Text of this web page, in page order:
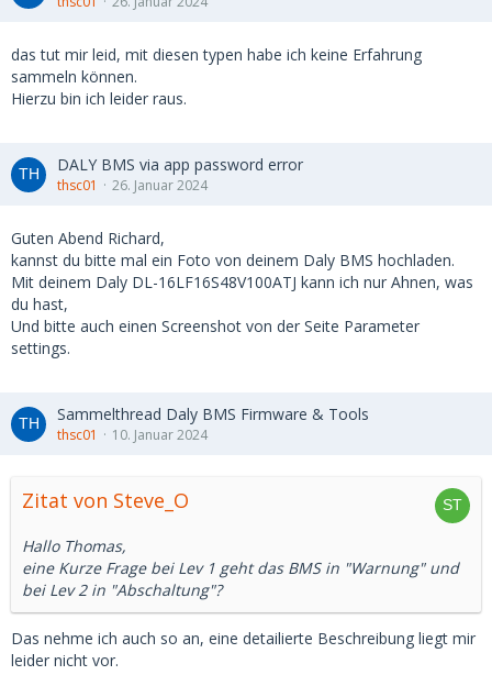
das tut mir leid, mit diesen typen habe ich keine Erfahrung
sammeln können.
Hierzu bin ich leider raus.
DALY BMS via app password error
thsc01 26. Januar 2024
Guten Abend Richard,
kannst du bitte mal ein Foto von deinem Daly BMS hochladen.
Mit deinem Daly DL-16LF16S48V100ATJ kann ich nur Ahnen, was
du hast,
Und bitte auch einen Screenshot von der Seite Parameter
settings.
Sammelthread Daly BMS Firmware & Tools
thsc01 10. Januar 2024
Zitat von Steve_O
Hallo Thomas,
eine Kurze Frage bei Lev 1 geht das BMS in "Warnung" und
bei Lev 2 in "Abschaltung"?
Das nehme ich auch so an, eine detailierte Beschreibung liegt mir
leider nicht vor.